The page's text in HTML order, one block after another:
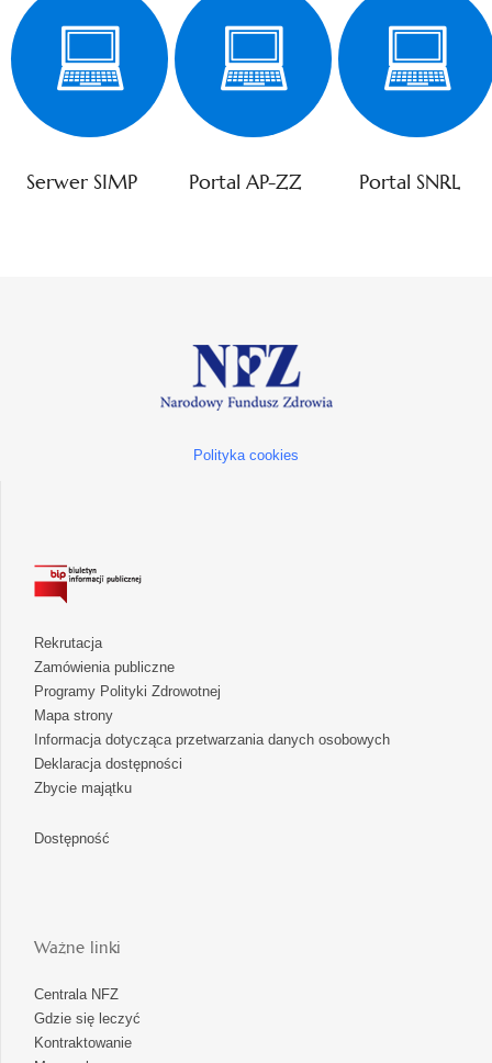
Serwer SIMP Portal AP-ZZ Portal SNRL
Polityka cookies
Rekrutacja
Zamówienia publiczne
Programy Polityki Zdrowotnej
Mapa strony
Informacja dotycząca przetwarzania danych osobowych
Deklaracja dostępności
Zbycie majątku
Dostępność
Ważne linki
Centrala NFZ
Gdzie się leczyć
Kontraktowanie